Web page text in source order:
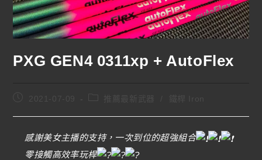
PXG GEN4 0311xp + AutoFlex
2021-07-09 鐵桿 Iron
感謝美女主播的支持，一次到位的超強組合
零接觸高效率玩桿